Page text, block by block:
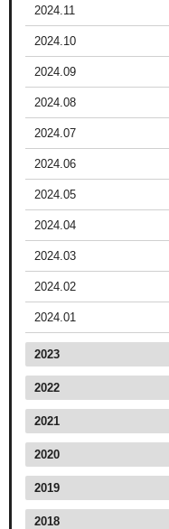
2024.11
2024.10
2024.09
2024.08
2024.07
2024.06
2024.05
2024.04
2024.03
2024.02
2024.01
2023
2022
2021
2020
2019
2018